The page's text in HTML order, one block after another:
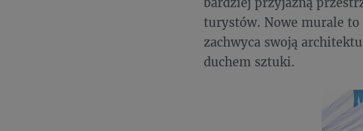
turystów. Nowe murale
zachwyca swoją
duchem sztuki.